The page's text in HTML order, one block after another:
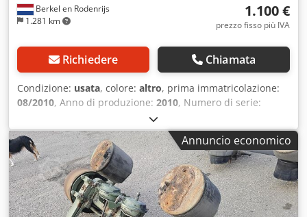
Berkel en Rodenrijs
1.281 km
1.100 €
prezzo fisso più IVA
Richiedere Chiamata
Condizione: usata, colore: altro, prima immatricolazione:
08/2010, Anno di produzione: 2010, Numero di serie:
27.59.616.482 Disponiamo di oltre 100 assali in magazzino.
Crsdpezrr Uhefx Adyjf Non esitate a contattarci se non
riuscite a trovare ciò che state cercando.Annuncio economico